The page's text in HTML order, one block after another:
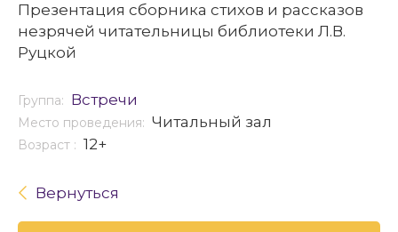
Презентация сборника стихов и рассказов
незрячей читательницы библиотеки Л.В.
Руцкой
Группа: Встречи
Место проведения: Читальный зал
Возраст : 12+
Вернуться